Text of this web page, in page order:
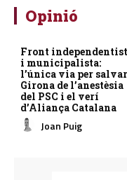
Opinió
Front
i municipalista:
l’única via per salvar
Girona de l’anestèsia
del PSC i el verí
d’Aliança Catalana
Joan Puig